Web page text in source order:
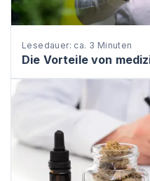
Lesedauer: ca. 3 Minuten
Die Vorteile von